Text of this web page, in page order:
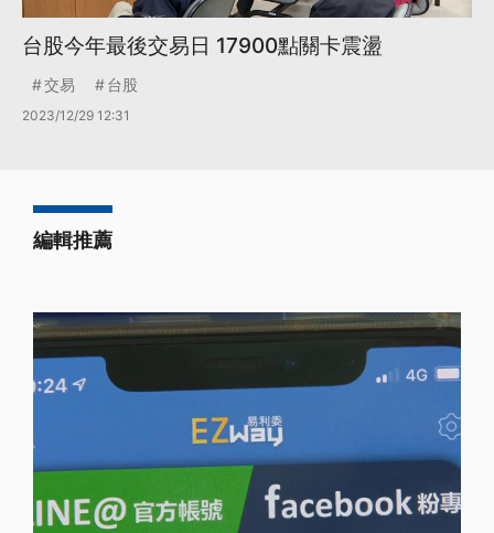
台股今年最後交易日 17900點關卡震盪
交易 台股
2023/12/29 12:31
編輯推薦